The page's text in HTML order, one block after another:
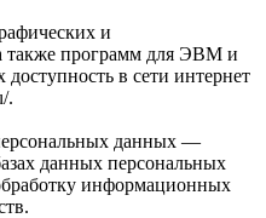
и
также программ для ЭВМ и
в сети интернет
.
данных —
данных персональных
информационных